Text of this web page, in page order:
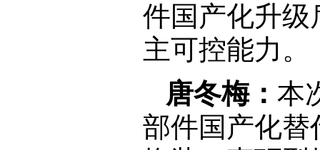
件国产化升级
主可控能力。
唐冬梅： 本
部件国产化替